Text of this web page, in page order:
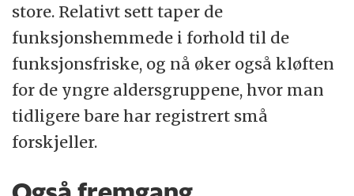
store. Relativt sett taper de
funksjonshemmede i forhold til de
funksjonsfriske, og nå øker også kløften
for de yngre aldersgruppene, hvor man
tidligere bare har registrert små
forskjeller.